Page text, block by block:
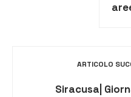
ARTICOLO
Siracusa|